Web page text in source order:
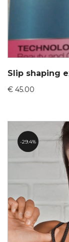
Slip shaping
€ 45.00
29.4%